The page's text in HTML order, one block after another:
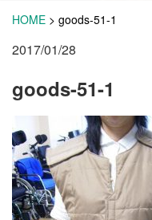
学 ぶ(健康福祉)
(宿泊)
施設・料金
アクセス
HOME > goods-51-1
2017/01/28
goods-51-1